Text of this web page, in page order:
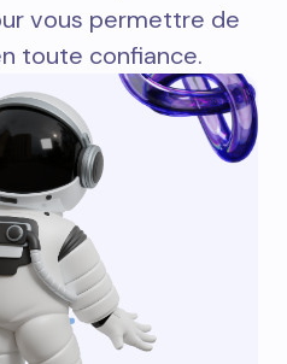
vous permettre de
toute confiance.